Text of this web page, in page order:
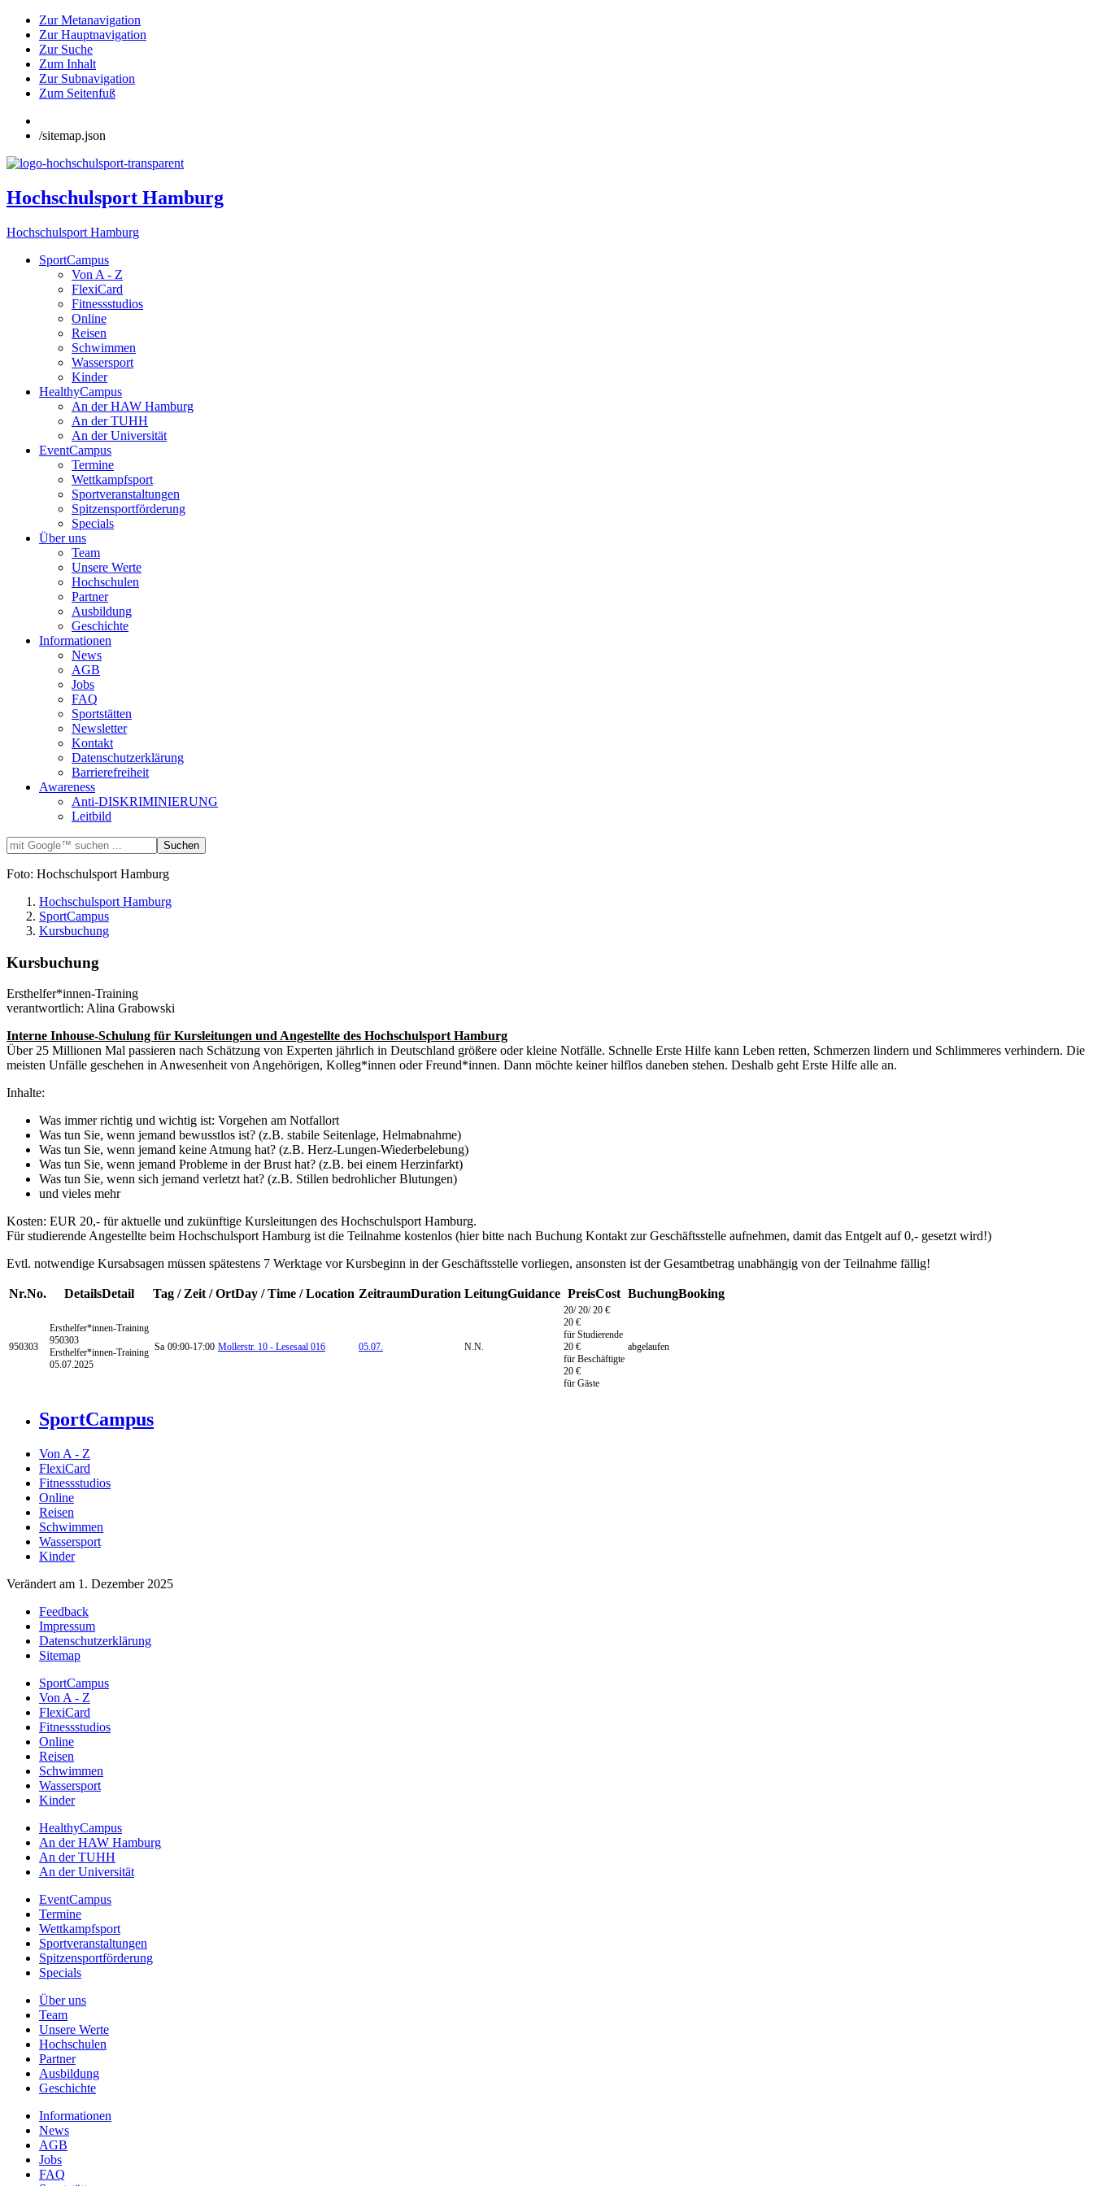
Zur Metanavigation
Zur Hauptnavigation
Zur Suche
Zum Inhalt
Zur Subnavigation
Zum Seitenfuß
/sitemap.json
Hochschulsport Hamburg
Hochschulsport Hamburg
SportCampus
Von A - Z
FlexiCard
Fitnessstudios
Online
Reisen
Schwimmen
Wassersport
Kinder
HealthyCampus
An der HAW Hamburg
An der TUHH
An der Universität
EventCampus
Termine
Wettkampfsport
Sportveranstaltungen
Spitzensportförderung
Specials
Über uns
Team
Unsere Werte
Hochschulen
Partner
Ausbildung
Geschichte
Informationen
News
AGB
Jobs
FAQ
Sportstätten
Newsletter
Kontakt
Datenschutzerklärung
Barrierefreiheit
Awareness
Anti-DISKRIMINIERUNG
Leitbild
Foto: Hochschulsport Hamburg
Hochschulsport Hamburg
SportCampus
Kursbuchung
Kursbuchung
Ersthelfer*innen-Training
verantwortlich: Alina Grabowski
Interne Inhouse-Schulung für Kursleitungen und Angestellte des Hochschulsport Hamburg
Über 25 Millionen Mal passieren nach Schätzung von Experten jährlich in Deutschland größere oder kleine Notfälle. Schnelle Erste Hilfe kann Leben retten, Schmerzen lindern und Schlimmeres verhindern. Die
meisten Unfälle geschehen in Anwesenheit von Angehörigen, Kolleg*innen oder Freund*innen. Dann möchte keiner hilflos daneben stehen. Deshalb geht Erste Hilfe alle an.
Inhalte:
Was immer richtig und wichtig ist: Vorgehen am Notfallort
Was tun Sie, wenn jemand bewusstlos ist? (z.B. stabile Seitenlage, Helmabnahme)
Was tun Sie, wenn jemand keine Atmung hat? (z.B. Herz-Lungen-Wiederbelebung)
Was tun Sie, wenn jemand Probleme in der Brust hat? (z.B. bei einem Herzinfarkt)
Was tun Sie, wenn sich jemand verletzt hat? (z.B. Stillen bedrohlicher Blutungen)
und vieles mehr
Kosten: EUR 20,- für aktuelle und zukünftige Kursleitungen des Hochschulsport Hamburg.
Für studierende Angestellte beim Hochschulsport Hamburg ist die Teilnahme kostenlos (hier bitte nach Buchung Kontakt zur Geschäftsstelle aufnehmen, damit das Entgelt auf 0,- gesetzt wird!)
Evtl. notwendige Kursabsagen müssen spätestens 7 Werktage vor Kursbeginn in der Geschäftsstelle vorliegen, ansonsten ist der Gesamtbetrag unabhängig von der Teilnahme fällig!
Nr.No. DetailsDetail Tag / Zeit / OrtDay / Time / Location ZeitraumDuration LeitungGuidance PreisCost BuchungBooking
950303
Ersthelfer*innen-Training
950303
Ersthelfer*innen-Training
05.07.2025
Sa 09:00-17:00 Mollerstr. 10 - Lesesaal 016 05.07. N.N.
20/ 20/ 20 €
20 €
für Studierende
20 €
für Beschäftigte
20 €
für Gäste
abgelaufen
SportCampus
Von A - Z
FlexiCard
Fitnessstudios
Online
Reisen
Schwimmen
Wassersport
Kinder
Verändert am 1. Dezember 2025
Feedback
Impressum
Datenschutzerklärung
Sitemap
SportCampus
Von A - Z
FlexiCard
Fitnessstudios
Online
Reisen
Schwimmen
Wassersport
Kinder
HealthyCampus
An der HAW Hamburg
An der TUHH
An der Universität
EventCampus
Termine
Wettkampfsport
Sportveranstaltungen
Spitzensportförderung
Specials
Über uns
Team
Unsere Werte
Hochschulen
Partner
Ausbildung
Geschichte
Informationen
News
AGB
Jobs
FAQ